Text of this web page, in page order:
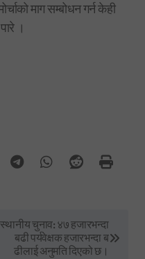
माग सम्बोधन गर्न केही
।
स्थानीय चुनाव: ४७ हजारभन्दा
बढी पर्यवेक्षक हजारभन्दा ब
ढीलाई अनुमति दिएको छ।